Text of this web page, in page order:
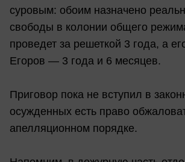
суровым: обоим назначено
свободы в колонии общего
проведет за решеткой 3 года, а
Егоров — 3 года и 6 месяцев.
Приговор пока не вступил в
осужденных есть право
апелляционном порядке.